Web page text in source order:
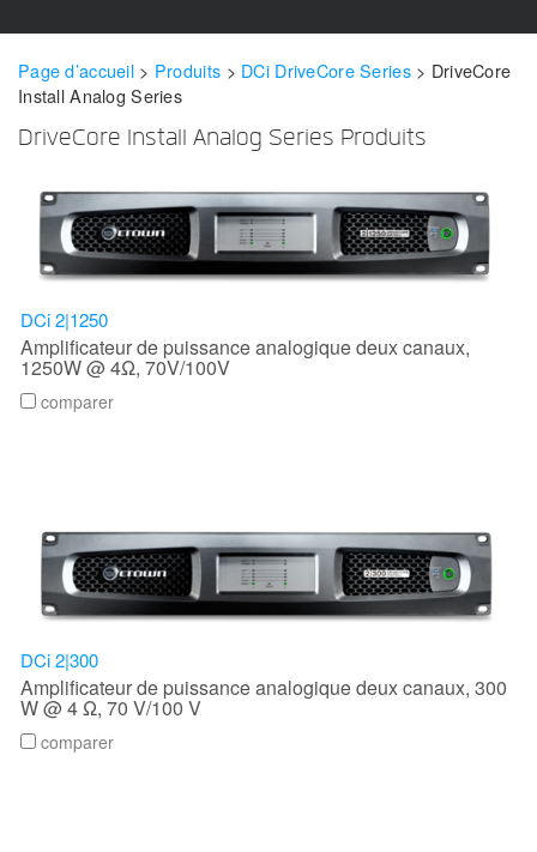
Page d’accueil > Produits > DCi DriveCore Series> DriveCore
Install Analog Series
DriveCore Install Analog Series Produits
DCi 2|1250
Amplificateur de puissance analogique deux canaux,
1250W @ 4Ω, 70V/100V
comparer
DCi 2|300
Amplificateur de puissance analogique deux canaux, 300
W @ 4 Ω, 70 V/100 V
comparer